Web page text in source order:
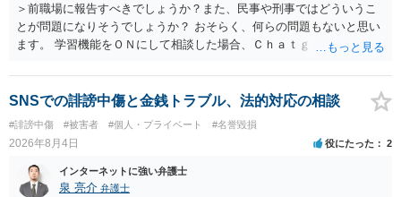
＞前職場に報告すべきでしょうか？また、民事や刑事ではどういうこ
とが問題になりそうでしょうか？ おそらく、何らの問題もないと思い
ます。 学習機能をＯＮにして相談した場合、Ｃｈａｔｇｐｔがｏｐｅ
する可能性がありますが、個人名や会社名を特定していない限り、一
般論として抽象化されて回答に織り込まれる可能性が生じるにすぎま
せんので、その情報自体が、秘密情報に当たるとは思えませんし、名
誉棄損として、個人や会社に対する誹謗中傷の不特定多数への公開に
当たるとも思われません。 もちろん、誰がその内容をｃｈａｔｇｐｔ
に入力したかも第三者にしられることはないので、個人や会社の特定
をせずに書き込んだことで（おそらく特定して書き込んだとして
SNSでの誹謗中傷と金銭トラブル、法的対応の相談
#誹謗中傷 #被害者 #個人・プライベート #名誉毀損
2026年8月4日 役にたった 2
インターネットに強い弁護士
泉 亮介 弁護士